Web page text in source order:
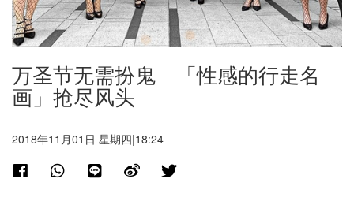
万圣节无需扮鬼 「性感的行走名
画」抢尽风头
2018年11月01日 星期四|18:24